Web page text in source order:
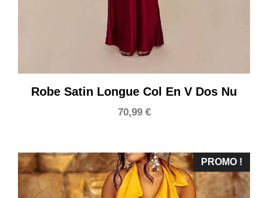
Robe Satin Longue Col En V Dos Nu
70,99 €
PROMO !